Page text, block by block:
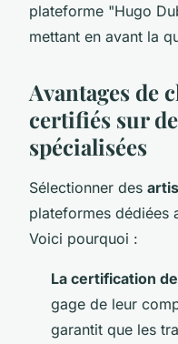
plateforme "Hugo
mettant en avant la
Avantages de
certifiés sur
spécialisées
Sélectionner des
plateformes dédiées
Voici pourquoi :
La certification
gage de leur
garantit que les